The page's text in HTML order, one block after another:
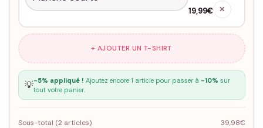
19,99€ ✕
+ AJOUTER UN T-SHIRT
💡-5% appliqué ! Ajoutez encore 1 article pour passer à -10% sur
tout votre panier.
Sous-total (2articles)
39,98€